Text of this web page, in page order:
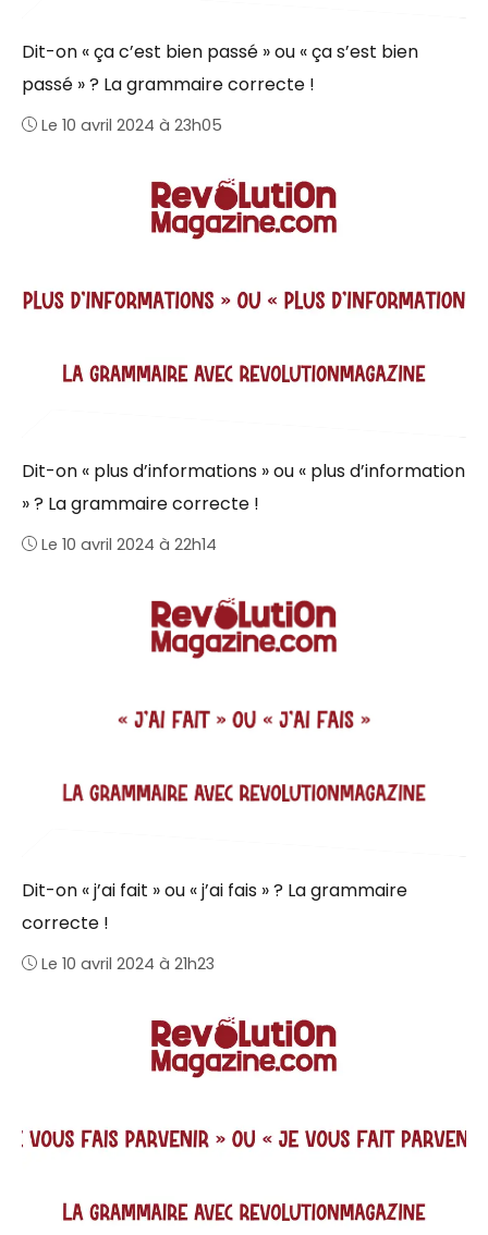
Dit-on « ça c’est bien passé » ou « ça s’est bien
passé » ? La grammaire correcte !
Le 10 avril 2024 à 23h05
Dit-on « plus d’informations » ou « plus d’information
» ? La grammaire correcte !
Le 10 avril 2024 à 22h14
Dit-on « j’ai fait » ou « j’ai fais » ? La grammaire
correcte !
Le 10 avril 2024 à 21h23